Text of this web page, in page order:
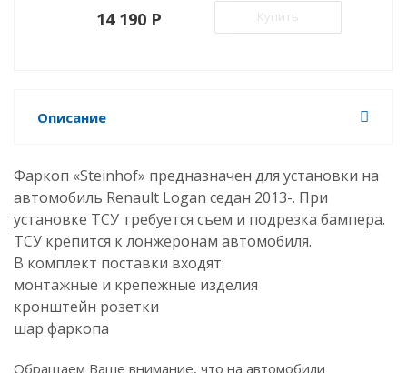
14 190 P Купить
Описание
Фаркоп «Steinhof» предназначен для установки на
автомобиль Renault Logan седан 2013-. При
установке ТСУ требуется съем и подрезка бампера.
ТСУ крепится к лонжеронам автомобиля.
В комплект поставки входят:
монтажные и крепежные изделия
кронштейн розетки
шар фаркопа
Обращаем Ваше внимание, что на автомобили